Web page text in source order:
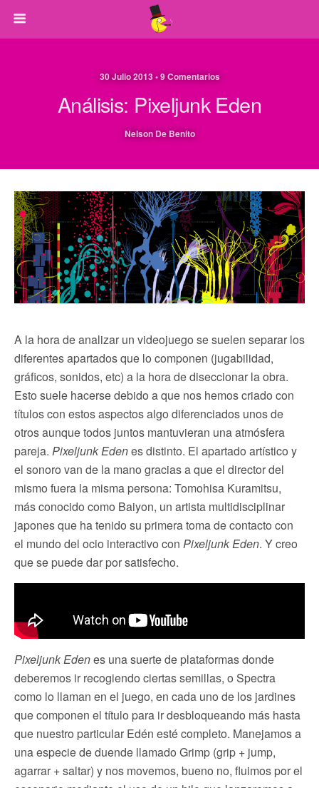
30 Julio 2013 • 9 Comentarios
Análisis: Pixeljunk Eden
Nelson De Benito
A la hora de analizar un videojuego se suelen separar los
diferentes apartados que lo componen (jugabilidad,
gráficos, sonidos, etc) a la hora de diseccionar la obra.
Esto suele hacerse debido a que nos hemos criado con
títulos con estos aspectos algo diferenciados unos de
otros aunque todos juntos mantuvieran una atmósfera
pareja. Pixeljunk Edenes distinto. El apartado artístico y
el sonoro van de la mano gracias a que el director del
mismo fuera la misma persona: Tomohisa Kuramitsu,
más conocido como Baiyon, un artista multidisciplinar
japones que ha tenido su primera toma de contacto con
el mundo del ocio interactivo con Pixeljunk Eden. Y creo
que se puede dar por satisfecho.
Pixeljunk Edenes una suerte de plataformas donde
deberemos ir recogiendo ciertas semillas, o Spectra
como lo llaman en el juego, en cada uno de los jardines
que componen el título para ir desbloqueando más hasta
que nuestro particular Edén esté completo. Manejamos a
una especie de duende llamado Grimp (grip + jump,
agarrar + saltar) y nos movemos, bueno no, fluimos por el